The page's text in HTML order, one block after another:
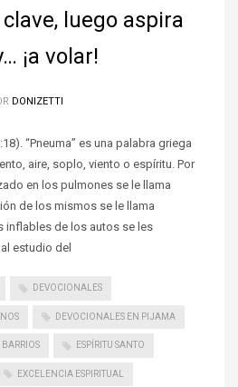
luego aspira
¡a volar!
DONIZETTI
“Pneuma” es una palabra griega
aire, soplo, viento o espíritu. Por
en los pulmones se le llama
de los mismos se le llama
inflables de los autos se les
estudio del
DEVOCIONALES
DEVOCIONALES EN PIJAMA
ESPÍRITU SANTO
EXCELENCIA ESPIRITUAL